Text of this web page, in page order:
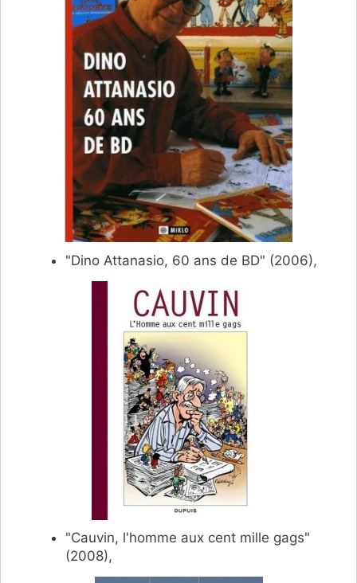
"Dino Attanasio, 60 ans de BD" (2006),
"Cauvin, l'homme aux cent mille gags"
(2008),